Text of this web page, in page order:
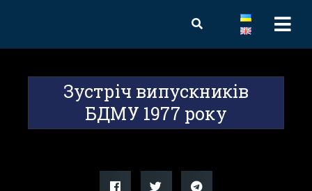
Зустріч випускників
БДМУ 1977 року